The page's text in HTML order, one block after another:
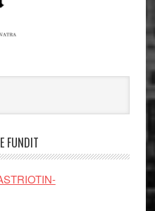
FUNDIT